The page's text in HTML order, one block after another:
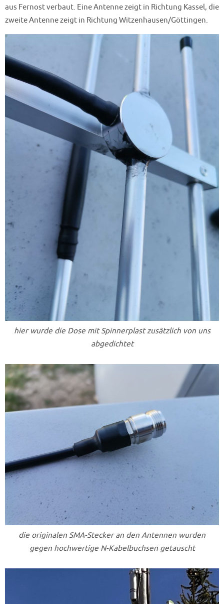
aus Fernost verbaut. Eine Antenne zeigt in Richtung Kassel, die
zweite Antenne zeigt in Richtung Witzenhausen/Göttingen.
hier wurde die Dose mit Spinnerplast zusätzlich von uns
abgedichtet
die originalen SMA-Stecker an den Antennen wurden
gegen hochwertige N-Kabelbuchsen getauscht